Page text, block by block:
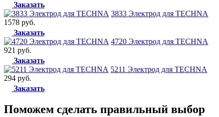
Заказать
3833 Электрод для TECHNA
1578 руб.
Заказать
4720 Электрод для TECHNA
921 руб.
Заказать
5211 Электрод для TECHNA
294 руб.
Заказать
Поможем сделать правильный выбор